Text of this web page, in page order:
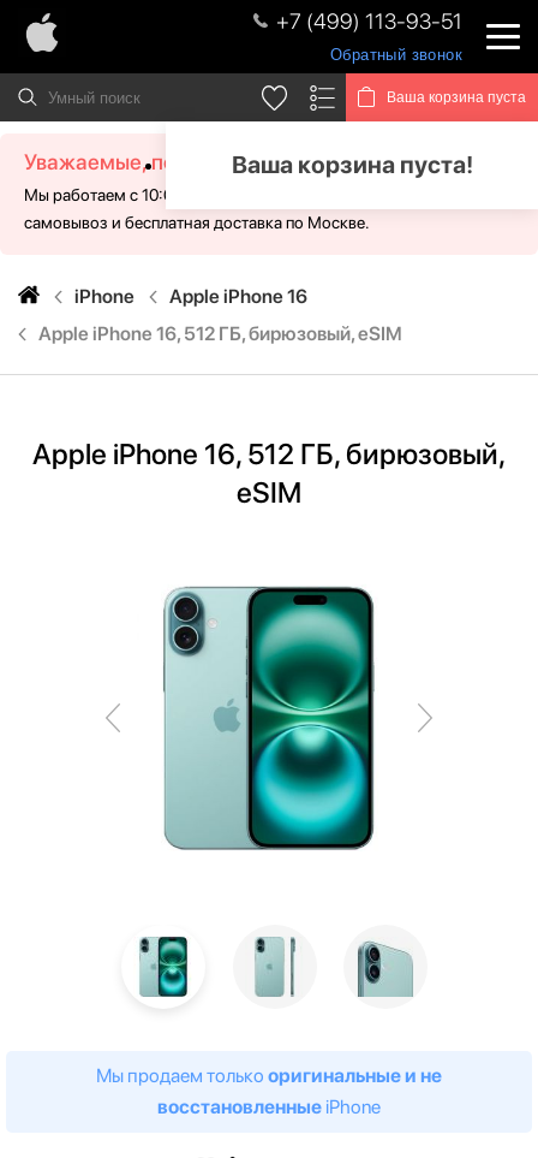
+7 (499) 113-93-51
Обратный звонок
Ваша корзина пуста
Ваша корзина пуста!
Уважаемые, посетители!
Мы работаем с 10:00 - 21:00 без выходных. Для Вас доступен
самовывоз и бесплатная доставка по Москве.
iPhone
Apple iPhone 16
Apple iPhone 16, 512 ГБ, бирюзовый, eSIM
Apple iPhone 16, 512 ГБ, бирюзовый,
eSIM
Мы продаем только оригинальные и не
восстановленные iPhone